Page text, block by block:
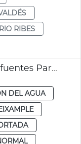
RIBES
Limpieza y mantenimient fuentes Parc Central València
DEL AGUA